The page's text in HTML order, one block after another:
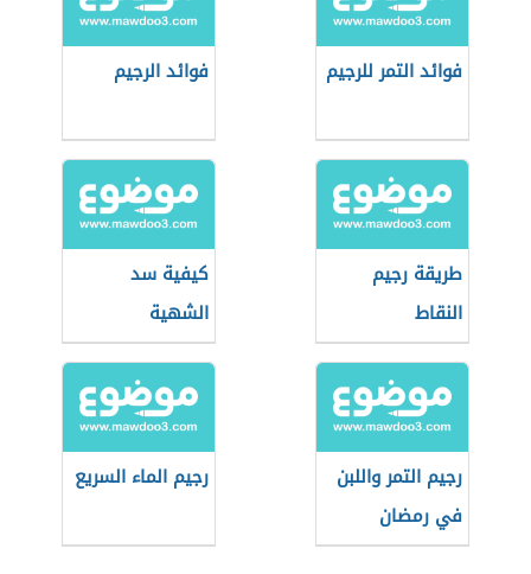
فوائد التمر للرجيم فوائد الرجيم
طريقة رجيم
النقاط
كيفية سد
الشهية
رجيم التمر واللبن
في رمضان
رجيم الماء السريع